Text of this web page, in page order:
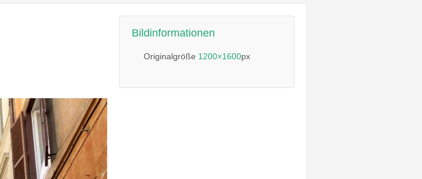
Bildinformationen
Originalgröße 1200×1600px